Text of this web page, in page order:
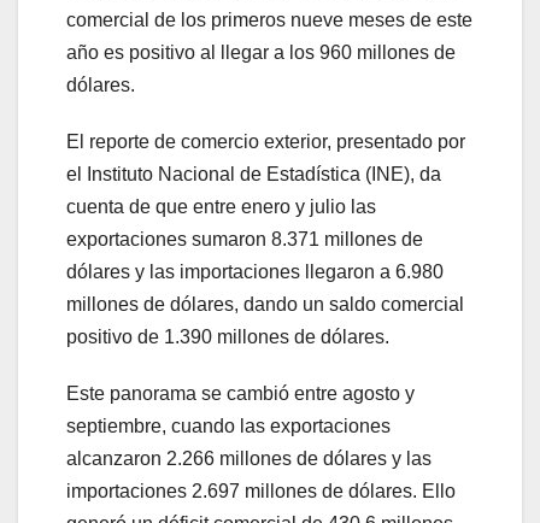
comercial de los primeros nueve meses de este
año es positivo al llegar a los 960 millones de
dólares.
El reporte de comercio exterior, presentado por
el Instituto Nacional de Estadística (INE), da
cuenta de que entre enero y julio las
exportaciones sumaron 8.371 millones de
dólares y las importaciones llegaron a 6.980
millones de dólares, dando un saldo comercial
positivo de 1.390 millones de dólares.
Este panorama se cambió entre agosto y
septiembre, cuando las exportaciones
alcanzaron 2.266 millones de dólares y las
importaciones 2.697 millones de dólares. Ello